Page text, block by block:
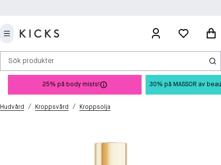
Sök produkter
25% på body mists! 30% på MASSOR av
Hudvård / Kroppsvård / Kroppsolja